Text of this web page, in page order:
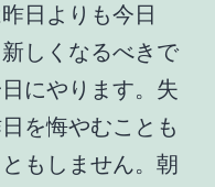
日よりも今日
しくなるべきで
にやります。失
を悔やむことも
もしません。朝